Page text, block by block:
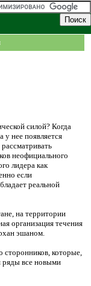
силой? Когда
у нее появляется
неофициального
лидера как
если
реальной
на территории
организация течения
эшаном.
сторонников, которые,
ряды все новыми